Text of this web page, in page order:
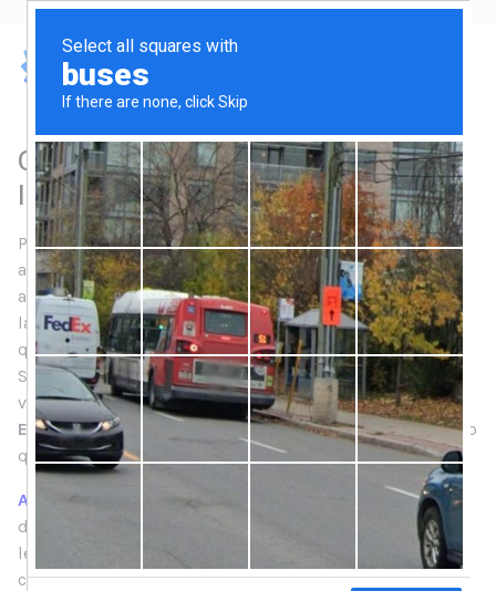
Qualità ISO 9001 e Accreditamento
ISO IEC 17025 Laboratori Chimici
Pianificazione, Piani di Campionamento, Esecuzione
analisi e Controllo dei Punti Critici. Sono molteplici gli
aspetti che devono essere tenuti sotto controllo in un
laboratorio chimico per erogare un servizio in Qualità e
quindi per emettere Rapporti di Prova affidabili.
Soprattutto se la Qualità deve essere certificabile e
verificabile secondo standard internazionali quali laUNI
EN ISO 9001:2008
o tramite standard di accreditamento
quali laUNI CEI EN ISO/IEC 17025
Antonioforte
, con la sua esperienza nel settore
delle certificazioni per i laboratori chimici, può guidare
le Organizzazioni e le Aziende verso l'ottenimento delle
certificazioni o degli accreditamenti. Il servizio che